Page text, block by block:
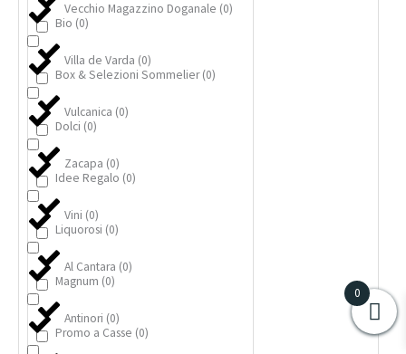
Vecchio Magazzino Doganale (0)
Villa de Varda (0)
Vulcanica (0)
Zacapa (0)
Vini (0)
Al Cantara (0)
Antinori (0)
Bio (0)
Box & Selezioni Sommelier (0)
Dolci (0)
Idee Regalo (0)
Liquorosi (0)
Magnum (0)
Promo a Casse (0)
0